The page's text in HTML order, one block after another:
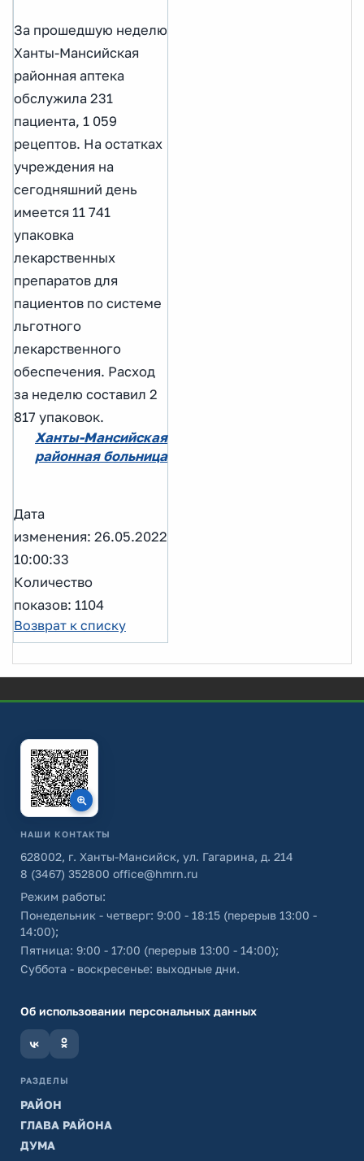
За прошедшую неделю
Ханты-Мансийская
районная аптека
обслужила 231
пациента, 1 059
рецептов. На остатках
учреждения на
сегодняшний день
имеется 11 741
упаковка
лекарственных
препаратов для
пациентов по системе
льготного
лекарственного
обеспечения. Расход
за неделю составил 2
817 упаковок.
Ханты-Мансийская
районная больница
Дата
изменения: 26.05.2022
10:00:33
Количество
показов: 1104
Возврат к списку
НАШИ КОНТАКТЫ
628002, г. Ханты-Мансийск, ул. Гагарина, д. 214
8 (3467) 352800 office@hmrn.ru
Режим работы:
Понедельник - четверг: 9:00 - 18:15 (перерыв 13:00 -
14:00);
Пятница: 9:00 - 17:00 (перерыв 13:00 - 14:00);
Суббота - воскресенье: выходные дни.
Об использовании персональных данных
РАЗДЕЛЫ
РАЙОН
ГЛАВА РАЙОНА
ДУМА